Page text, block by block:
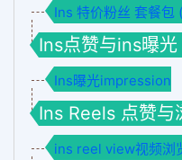
Ins 特价粉丝 套餐包
Ins点赞与ins曝
Ins曝光impression
Ins Reels 点赞与
ins reel view视频浏